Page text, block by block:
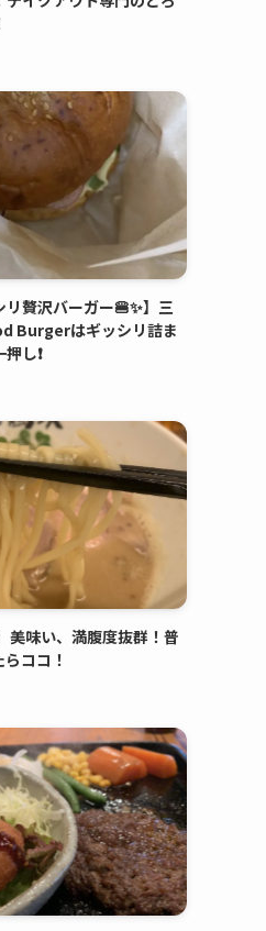
リ贅沢バーガー🍔✨】三
Burgerはギッシリ詰ま
し❗️
美味い、満腹度抜群！普
ココ！